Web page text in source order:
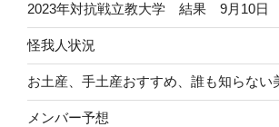
2023年対抗戦立教大学 結果 9月10日
怪我人状況
お土産、手土産おすすめ、誰も知らない
メンバー予想